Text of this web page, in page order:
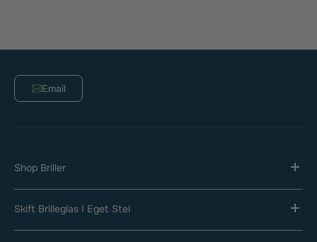
Email
Shop Briller
Skift Brilleglas I Eget Stel